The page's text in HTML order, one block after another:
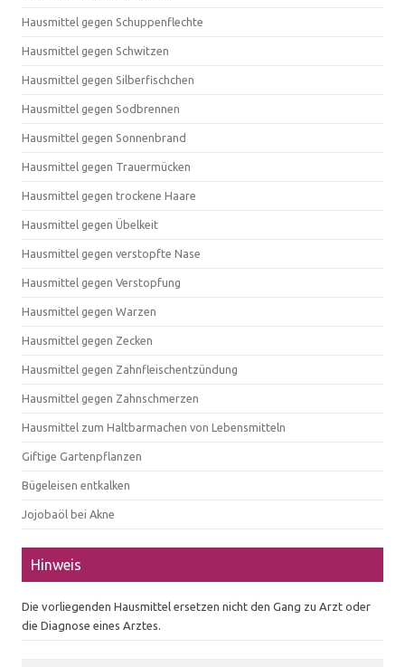
Hausmittel gegen Schuppenflechte
Hausmittel gegen Schwitzen
Hausmittel gegen Silberfischchen
Hausmittel gegen Sodbrennen
Hausmittel gegen Sonnenbrand
Hausmittel gegen Trauermücken
Hausmittel gegen trockene Haare
Hausmittel gegen Übelkeit
Hausmittel gegen verstopfte Nase
Hausmittel gegen Verstopfung
Hausmittel gegen Warzen
Hausmittel gegen Zecken
Hausmittel gegen Zahnfleischentzündung
Hausmittel gegen Zahnschmerzen
Hausmittel zum Haltbarmachen von Lebensmitteln
Giftige Gartenpflanzen
Bügeleisen entkalken
Jojobaöl bei Akne
Hinweis
Die vorliegenden Hausmittel ersetzen nicht den Gang zu Arzt oder
die Diagnose eines Arztes.